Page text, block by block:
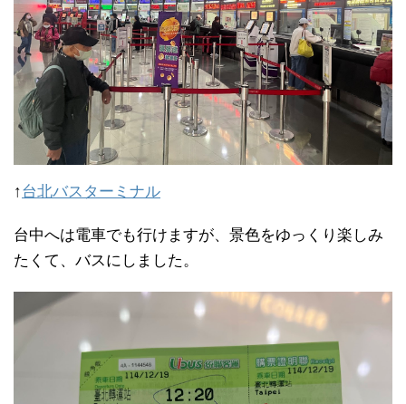
↑台北バスターミナル
台中へは電車でも行けますが、景色をゆっくり楽しみ
たくて、バスにしました。